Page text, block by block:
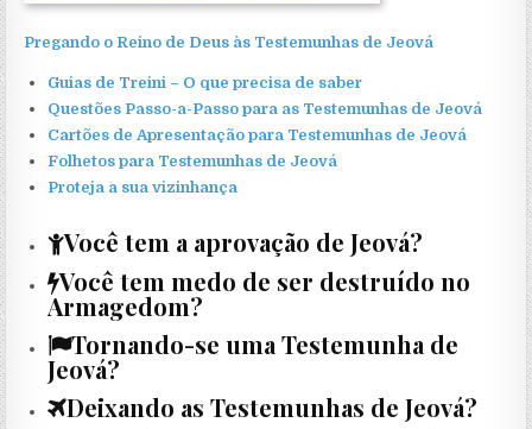
Pregando o Reino de Deus às Testemunhas de Jeová
Guias de Treini – O que precisa de saber
Questões Passo-a-Passo para as Testemunhas de Jeová
Cartões de Apresentação para Testemunhas de Jeová
Folhetos para Testemunhas de Jeová
Proteja a sua vizinhança
Você tem a aprovação de Jeová?
Você tem medo de ser destruído no
Armagedom?
Tornando-se uma Testemunha de
Jeová?
Deixando as Testemunhas de Jeová?